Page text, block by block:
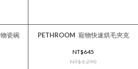
PETHROOM 寵物快速烘毛夾克
NT$645
NT$1,290